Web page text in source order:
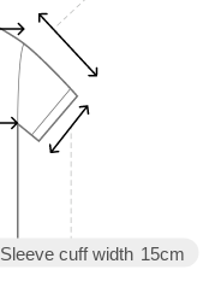
Sleeve cuff width 15cm